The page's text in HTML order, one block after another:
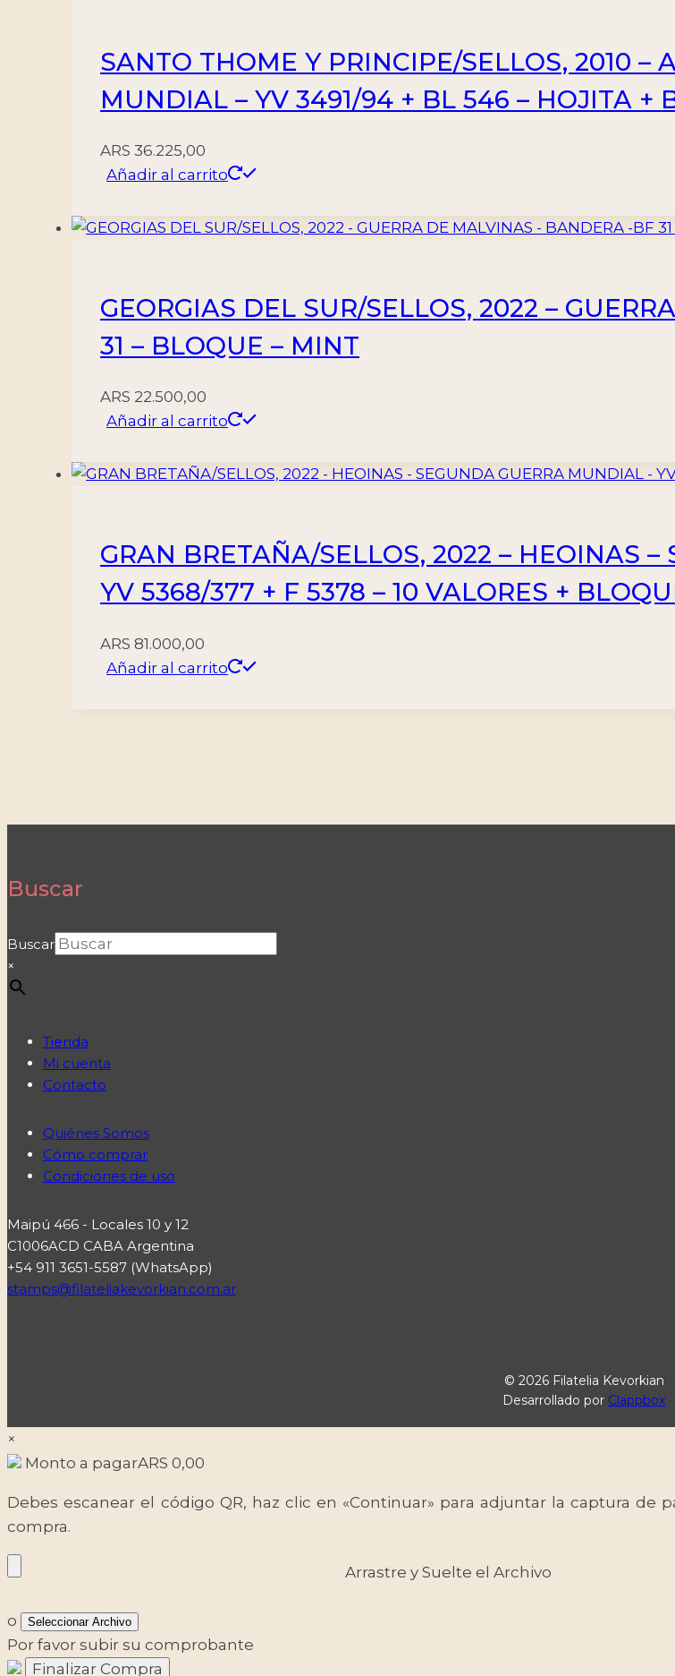
SANTO THOME Y PRINCIPE/SELLOS, 2010 –
MUNDIAL – YV 3491/94 + BL 546 – HOJITA +
ARS 36.225,00
Añadir al carrito
GEORGIAS DEL SUR/SELLOS, 2022 –
31 – BLOQUE – MINT
ARS 22.500,00
Añadir al carrito
GRAN BRETAÑA/SELLOS, 2022 – HEOINAS
YV 5368/377 + F 5378 – 10 VALORES +
ARS 81.000,00
Añadir al carrito
Buscar
Buscar
×
Tienda
Mi cuenta
Contacto
Quiénes Somos
Cómo comprar
Condiciones de uso
Maipú 466 - Locales 10 y 12
C1006ACD CABA Argentina
+54 911 3651-5587 (WhatsApp)
stamps@filateliakevorkian.com.ar
© 2026 Filatelia Kevorkian
Desarrollado por Clappbox
×
Monto a pagarARS 0,00
Debes escanear el código QR, haz clic en «Continuar» para adjuntar la captura
compra.
Arrastre y Suelte el Archivo
o Seleccionar Archivo
Por favor subir su comprobante